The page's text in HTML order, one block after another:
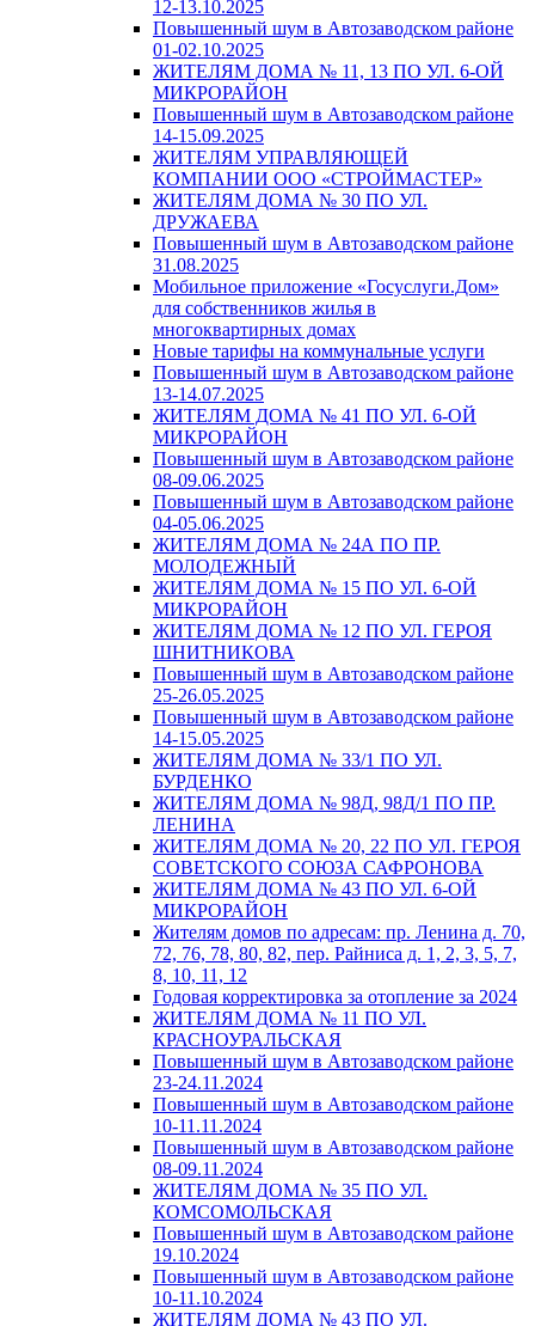
12-13.10.2025
Повышенный шум в Автозаводском районе
01-02.10.2025
ЖИТЕЛЯМ ДОМА № 11, 13 ПО УЛ. 6-ОЙ
МИКРОРАЙОН
Повышенный шум в Автозаводском районе
14-15.09.2025
ЖИТЕЛЯМ УПРАВЛЯЮЩЕЙ
КОМПАНИИ ООО «СТРОЙМАСТЕР»
ЖИТЕЛЯМ ДОМА № 30 ПО УЛ.
ДРУЖАЕВА
Повышенный шум в Автозаводском районе
31.08.2025
Мобильное приложение «Госуслуги.Дом»
для собственников жилья в
многоквартирных домах
Новые тарифы на коммунальные услуги
Повышенный шум в Автозаводском районе
13-14.07.2025
ЖИТЕЛЯМ ДОМА № 41 ПО УЛ. 6-ОЙ
МИКРОРАЙОН
Повышенный шум в Автозаводском районе
08-09.06.2025
Повышенный шум в Автозаводском районе
04-05.06.2025
ЖИТЕЛЯМ ДОМА № 24А ПО ПР.
МОЛОДЕЖНЫЙ
ЖИТЕЛЯМ ДОМА № 15 ПО УЛ. 6-ОЙ
МИКРОРАЙОН
ЖИТЕЛЯМ ДОМА № 12 ПО УЛ. ГЕРОЯ
ШНИТНИКОВА
Повышенный шум в Автозаводском районе
25-26.05.2025
Повышенный шум в Автозаводском районе
14-15.05.2025
ЖИТЕЛЯМ ДОМА № 33/1 ПО УЛ.
БУРДЕНКО
ЖИТЕЛЯМ ДОМА № 98Д, 98Д/1 ПО ПР.
ЛЕНИНА
ЖИТЕЛЯМ ДОМА № 20, 22 ПО УЛ. ГЕРОЯ
СОВЕТСКОГО СОЮЗА САФРОНОВА
ЖИТЕЛЯМ ДОМА № 43 ПО УЛ. 6-ОЙ
МИКРОРАЙОН
Жителям домов по адресам: пр. Ленина д. 70,
72, 76, 78, 80, 82, пер. Райниса д. 1, 2, 3, 5, 7,
8, 10, 11, 12
Годовая корректировка за отопление за 2024
ЖИТЕЛЯМ ДОМА № 11 ПО УЛ.
КРАСНОУРАЛЬСКАЯ
Повышенный шум в Автозаводском районе
23-24.11.2024
Повышенный шум в Автозаводском районе
10-11.11.2024
Повышенный шум в Автозаводском районе
08-09.11.2024
ЖИТЕЛЯМ ДОМА № 35 ПО УЛ.
КОМСОМОЛЬСКАЯ
Повышенный шум в Автозаводском районе
19.10.2024
Повышенный шум в Автозаводском районе
10-11.10.2024
ЖИТЕЛЯМ ДОМА № 43 ПО УЛ.